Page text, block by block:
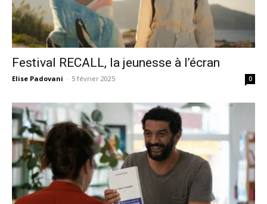
Festival RECALL, la jeunesse à l’écran
Elise Padovani - 5 février 2025 0